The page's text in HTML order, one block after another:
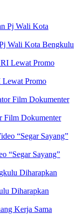
Wali Kota Bengkulu
Promo
Film Dokumenter
“Segar Sayang”
Diharapkan